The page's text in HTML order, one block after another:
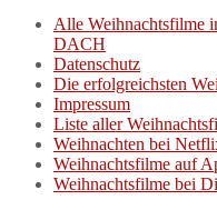
Alle Weihnachtsfilme
DACH
Datenschutz
Die erfolgreichsten
Impressum
Liste aller
Weihnachten bei
Weihnachtsfilme auf
Weihnachtsfilme bei